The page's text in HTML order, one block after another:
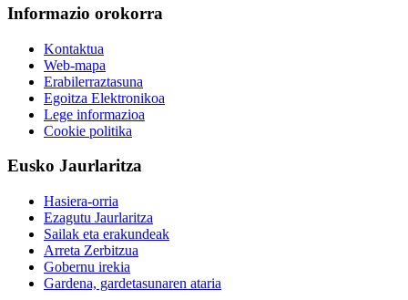
Informazio orokorra
Kontaktua
Web-mapa
Erabilerraztasuna
Egoitza Elektronikoa
Lege informazioa
Cookie politika
Eusko Jaurlaritza
Hasiera-orria
Ezagutu Jaurlaritza
Sailak eta erakundeak
Arreta Zerbitzua
Gobernu irekia
Gardena, gardetasunaren ataria